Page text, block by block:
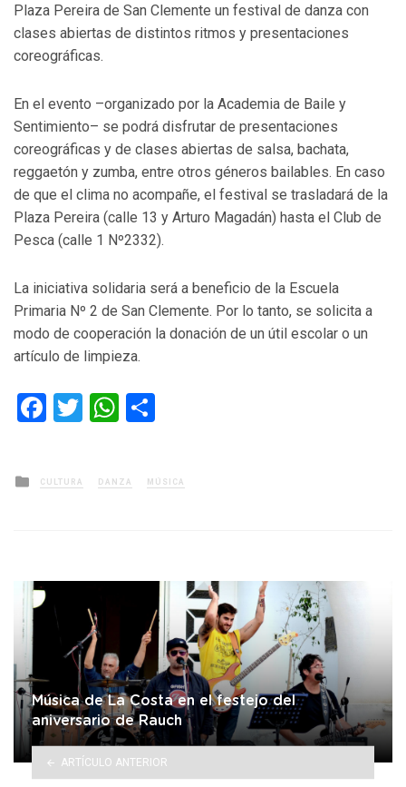
Plaza Pereira de San Clemente un festival de danza con
clases abiertas de distintos ritmos y presentaciones
coreográficas.
En el evento –organizado por la Academia de Baile y
Sentimiento– se podrá disfrutar de presentaciones
coreográficas y de clases abiertas de salsa, bachata,
reggaetón y zumba, entre otros géneros bailables. En caso
de que el clima no acompañe, el festival se trasladará de la
Plaza Pereira (calle 13 y Arturo Magadán) hasta el Club de
Pesca (calle 1 Nº2332).
La iniciativa solidaria será a beneficio de la Escuela
Primaria Nº 2 de San Clemente. Por lo tanto, se solicita a
modo de cooperación la donación de un útil escolar o un
artículo de limpieza.
Facebook
TwitterWhatsApp
Posted
in
CULTURA DANZA MÚSICA
Música de La Costa en el festejo del
aniversario de Rauch
ARTÍCULO ANTERIOR